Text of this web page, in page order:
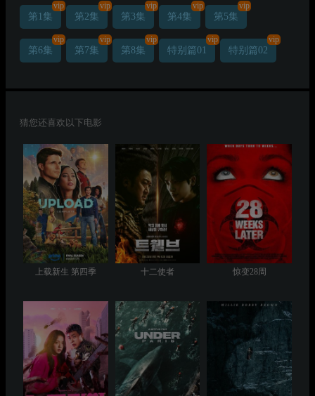
第1集
vip
第2集
vip
第3集
vip
第4集
vip
第5集
vip
第6集
vip
第7集
vip
第8集
vip
特别篇01
vip
特别篇02
vip
猜您还喜欢以下电影
上载新生 第四季 十二使者 惊变28周